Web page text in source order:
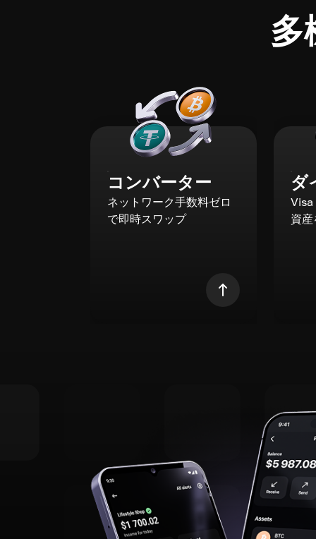
多
コンバーター
ネットワーク手数料ゼロ
で即時スワップ
ダ
資